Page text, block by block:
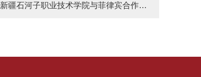
新疆石河子职业技术学院与菲律宾合作开发国际职业标准